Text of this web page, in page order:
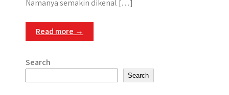
Namanya semakin dikenal […]
Read more →
Search
Search